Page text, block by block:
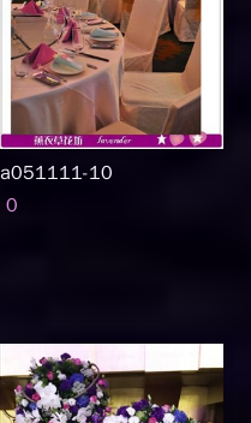
a051111-10
0